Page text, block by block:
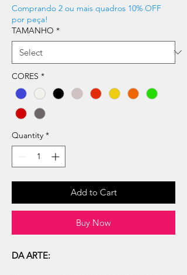
Comprando 2 ou mais quadros 10% OFF
por peça!
TAMANHO *
CORES *
Quantity *
Add to Cart
Buy Now
DA ARTE: